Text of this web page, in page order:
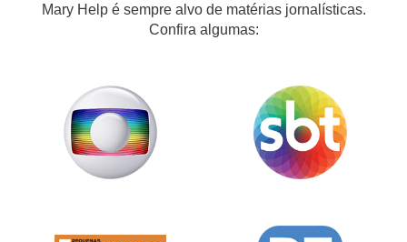
Mary Help é sempre alvo de matérias jornalísticas.
Confira algumas: